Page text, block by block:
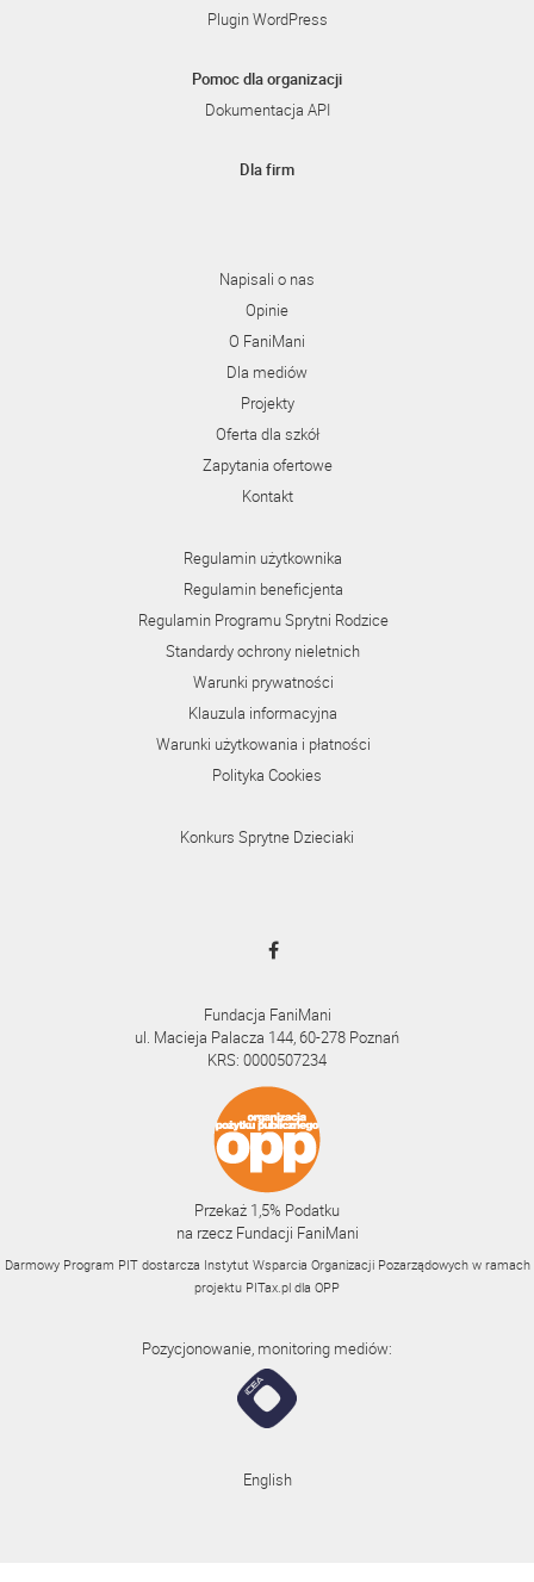
Plugin WordPress
Pomoc dla organizacji
Dokumentacja API
Dla firm
Napisali o nas
Opinie
O FaniMani
Dla mediów
Projekty
Oferta dla szkół
Zapytania ofertowe
Kontakt
Regulamin użytkownika
Regulamin beneficjenta
Regulamin Programu Sprytni Rodzice
Standardy ochrony nieletnich
Warunki prywatności
Klauzula informacyjna
Warunki użytkowania i płatności
Polityka Cookies
Konkurs Sprytne Dzieciaki
Fundacja FaniMani
ul. Macieja Palacza 144, 60-278 Poznań
KRS: 0000507234
Przekaż 1,5% Podatku
na rzecz Fundacji FaniMani
Darmowy Program PIT dostarcza Instytut Wsparcia Organizacji Pozarządowych w ramach
projektu PITax.pl dla OPP
Pozycjonowanie, monitoring mediów:
English